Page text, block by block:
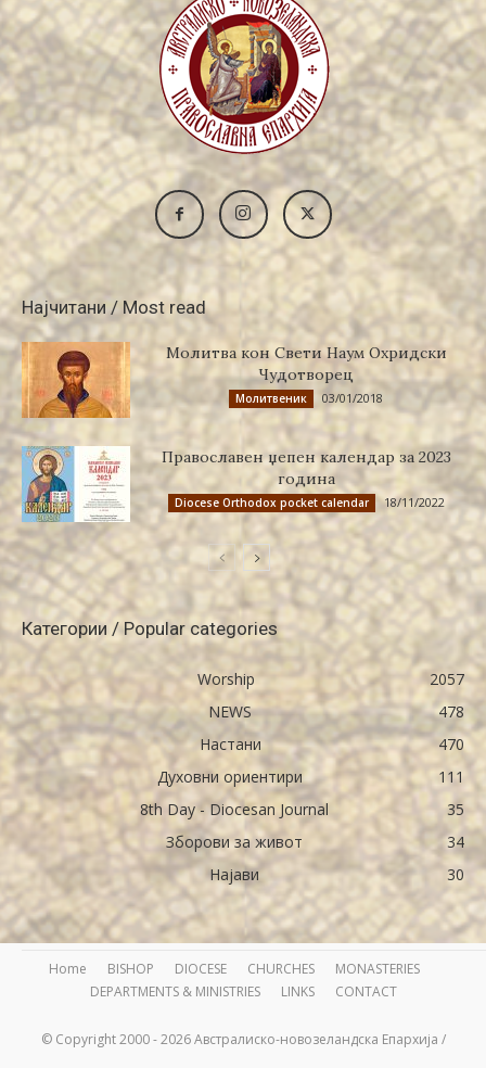
Најчитани / Most read
Молитва кон Свети Наум Охридски
Чудотворец
Молитвеник 03/01/2018
Православен џепен календар за 2023
година
Diocese Orthodox pocket calendar 18/11/2022
Категории / Popular categories
Worship
2057
NEWS
478
Настани
470
Духовни ориентири
111
8th Day - Diocesan Journal
35
Зборови за живот
34
Најави
30
Home BISHOP DIOCESE CHURCHES
MONASTERIES
DEPARTMENTS & MINISTRIES
LINKS CONTACT
© Copyright 2000 - 2026 Австралиско-новозеландска Епархија /